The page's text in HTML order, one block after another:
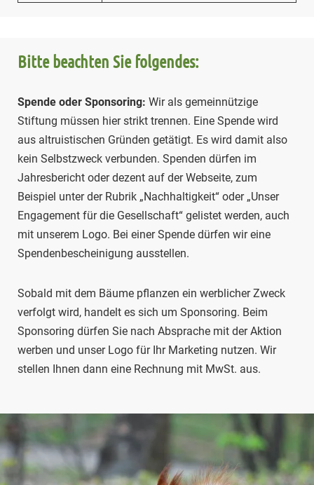
Bitte beachten Sie folgendes:
Spende oder Sponsoring: Wir als gemeinnützige
Stiftung müssen hier strikt trennen. Eine Spende wird
aus altruistischen Gründen getätigt. Es wird damit also
kein Selbstzweck verbunden. Spenden dürfen im
Jahresbericht oder dezent auf der Webseite, zum
Beispiel unter der Rubrik „Nachhaltigkeit“ oder „Unser
Engagement für die Gesellschaft“ gelistet werden, auch
mit unserem Logo. Bei einer Spende dürfen wir eine
Spendenbescheinigung ausstellen.
Sobald mit dem Bäume pflanzen ein werblicher Zweck
verfolgt wird, handelt es sich um Sponsoring. Beim
Sponsoring dürfen Sie nach Absprache mit der Aktion
werben und unser Logo für Ihr Marketing nutzen. Wir
stellen Ihnen dann eine Rechnung mit MwSt. aus.